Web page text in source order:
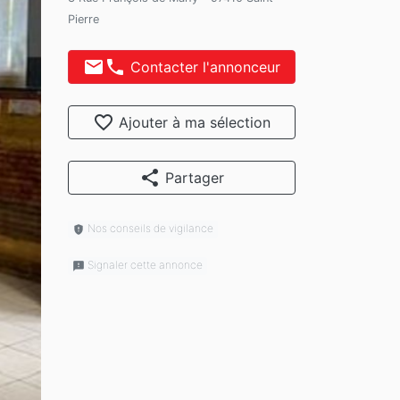
Pierre
mail phone Contacter l'annonceur
favorite_border Ajouter à ma sélection
share Partager
gpp_maybe Nos conseils de vigilance
feedback Signaler cette annonce